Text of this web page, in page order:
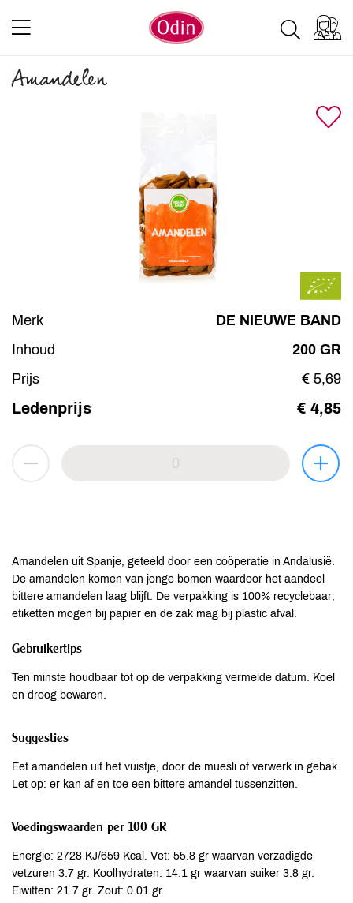
Amandelen
Merk
DE NIEUWE BAND
Inhoud
200 GR
Prijs
€ 5,69
Ledenprijs € 4,85
Amandelen uit Spanje, geteeld door een coöperatie in Andalusië.
De amandelen komen van jonge bomen waardoor het aandeel
bittere amandelen laag blijft. De verpakking is 100% recyclebaar;
etiketten mogen bij papier en de zak mag bij plastic afval.
Gebruikertips
Ten minste houdbaar tot op de verpakking vermelde datum. Koel
en droog bewaren.
Suggesties
Eet amandelen uit het vuistje, door de muesli of verwerk in gebak.
Let op: er kan af en toe een bittere amandel tussenzitten.
Voedingswaarden per 100 GR
Energie: 2728 KJ/659 Kcal. Vet: 55.8 gr waarvan verzadigde
vetzuren 3.7 gr. Koolhydraten: 14.1 gr waarvan suiker 3.8 gr.
Eiwitten: 21.7 gr. Zout: 0.01 gr.